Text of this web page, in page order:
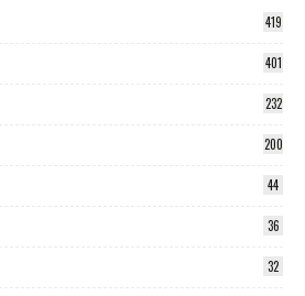
419
401
232
200
44
36
32